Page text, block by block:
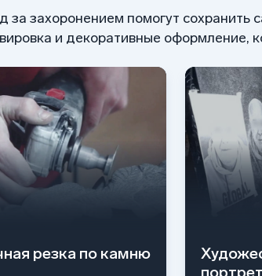
за захоронением помогут
и декоративные оформление,
резка по камню